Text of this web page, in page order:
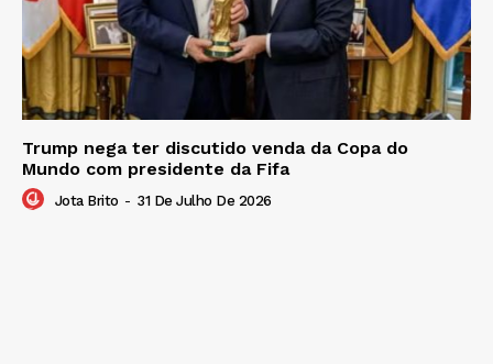
Trump nega ter discutido venda da Copa do
Mundo com presidente da Fifa
Jota Brito - 31 De Julho De 2026